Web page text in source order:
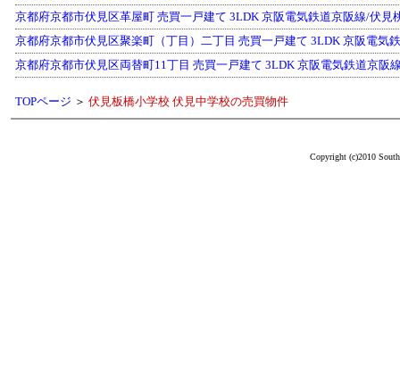
京都府京都市伏見区革屋町 売買一戸建て 3LDK 京阪電気鉄道京阪線/伏見
京都府京都市伏見区聚楽町（丁目）二丁目 売買一戸建て 3LDK 京阪電気
京都府京都市伏見区両替町11丁目 売買一戸建て 3LDK 京阪電気鉄道京阪
TOPページ ＞ 伏見板橋小学校 伏見中学校の売買物件
Copyright (c)2010